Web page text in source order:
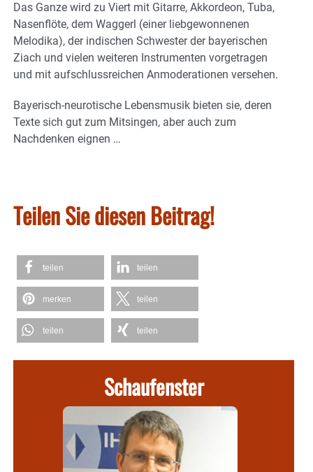
Das Ganze wird zu Viert mit Gitarre, Akkordeon, Tuba,
Nasenflöte, dem Waggerl (einer liebgewonnenen
Melodika), der indischen Schwester der bayerischen
Ziach und vielen weiteren Instrumenten vorgetragen
und mit aufschlussreichen Anmoderationen versehen.
Bayerisch-neurotische Lebensmusik bieten sie, deren
Texte sich gut zum Mitsingen, aber auch zum
Nachdenken eignen …
Teilen Sie diesen Beitrag!
teilen teilen
merken teilen
teilen teilen
Schaufenster